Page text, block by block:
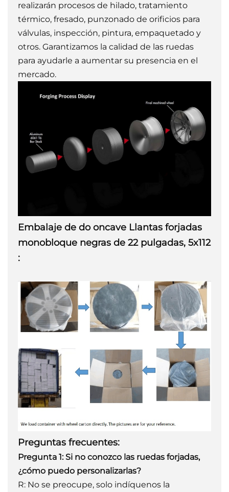
realizarán procesos de hilado, tratamiento
térmico, fresado, punzonado de orificios para
válvulas, inspección, pintura, empaquetado y
otros. Garantizamos la calidad de las ruedas
para ayudarle a aumentar su presencia en el
mercado.
Embalaje de dooncave Llantas forjadas
monobloque negras de 22 pulgadas, 5x112
:
Preguntas frecuentes:
Pregunta 1:Si no conozco las ruedas forjadas,
¿cómo puedo personalizarlas?
R: No se preocupe, solo indíquenos la